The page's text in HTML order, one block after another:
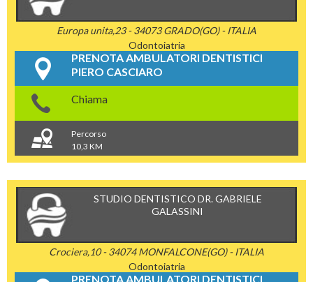
Europa unita,23 - 34073 GRADO(GO) - ITALIA
Odontoiatria
PRENOTA AMBULATORI DENTISTICI
PIERO CASCIARO
Chiama
Percorso
10,3 KM
STUDIO DENTISTICO DR. GABRIELE
GALASSINI
Crociera,10 - 34074 MONFALCONE(GO) - ITALIA
Odontoiatria
PRENOTA AMBULATORI DENTISTICI